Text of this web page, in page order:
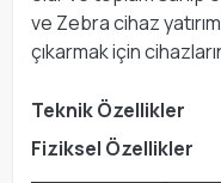
ve Zebra cihaz
çıkarmak için
Teknik Özellikler
Fiziksel Özellikler